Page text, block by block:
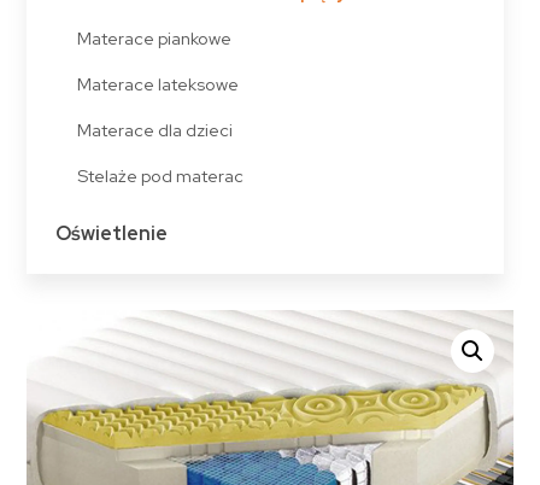
Materace piankowe
Materace lateksowe
Materace dla dzieci
Stelaże pod materac
Oświetlenie